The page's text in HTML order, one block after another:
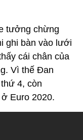
tưởng chừng
ghi bàn vào lưới
cái chân của
Vì thế Đan
4, còn
Euro 2020.